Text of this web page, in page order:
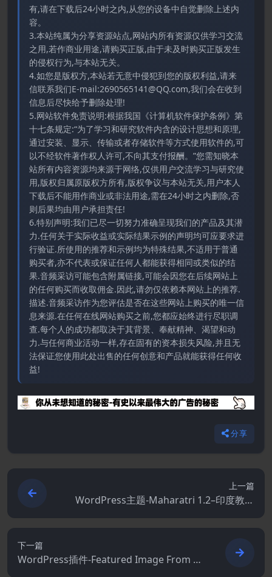
有,请在下载后24小时之内,从您的设备中自觉删除上述内
容。
3.本站纯属为分享资源站点,网站内所有资源仅供学习交流
之用,若作商业用途,请购买正版,由于未及时购买正版发生
的侵权行为,与本站无关。
4.如您是版权方,本站若无意中侵犯到您的版权利益,请来
信联系我们E-mail:2690565141@QQ.com,我们会在收到
信息后尽快给予删除处理!
5.网站软件免责说明:根据我国《计算机软件保护条例》第
十七条规定:“为了学习和研究软件内含的设计思想和原理,
通过安装、显示、传输或者存储软件等方式使用软件的,可
以不经软件著作权人许可,不向其支付报酬。”您需知晓本
站所有内容资源均来源于网络,仅供用户交流学习与研究使
用,版权归属原版权方所有,版权争议与本站无关,用户本人
下载后不能用作商业或非法用途,需在24小时之内删除,否
则后果均由用户承担责任!
6.特别声明:我们已尽一切努力准确呈现我们的产品及其潜
力.任何关于实际收益或实际结果示例的声明均可应要求进
行验证.所使用的推荐和示例均为特殊结果,不适用于普通
购买者,亦不代表或保证任何人都能获得相同或类似的结
果.音频采访可能包含附属链接,可能会因您在后续网站上
的任何购买而收取佣金.因此,请勿仅依赖本网站上的推荐.
描述.音频采访作为您评估是否在这些网站上购买的唯一信
息来源.在任何在线网站购买之前,您都应始终进行尽职调
查.每个人的成功都取决于其背景、奉献精神、渴望和动
力.与任何商业活动一样,存在固有的资本损失风险,并且无
法保证您使用此处出售的任何创意和产品就能获得任何收
益!
分享
上一篇
WordPress主题-Maharatri 1.2–印度教寺
庙WordPress主题
下一篇
WordPress插件-Featured Image From U